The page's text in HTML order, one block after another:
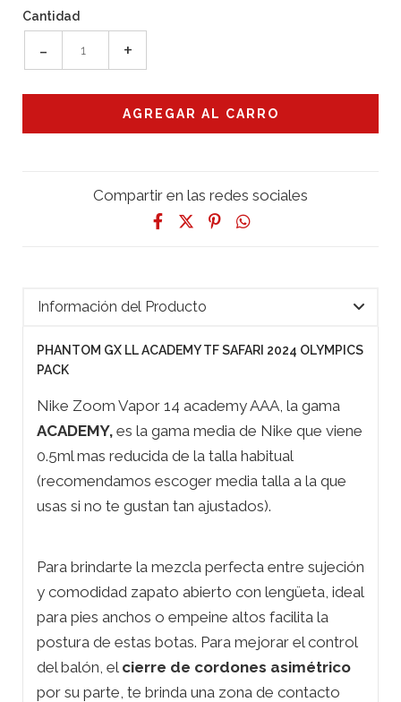
Cantidad
- +
Compartir en las redes sociales
Información del Producto
PHANTOM GX LL ACADEMY TF SAFARI 2024 OLYMPICS
PACK
Nike Zoom Vapor 14 academy AAA, la gama
ACADEMY, es la gama media de Nike que viene
0.5ml mas reducida de la talla habitual
(recomendamos escoger media talla a la que
usas si no te gustan tan ajustados).
Para brindarte la mezcla perfecta entre sujeción
y comodidad zapato abierto con lengüeta, ideal
para pies anchos o empeine altos facilita la
postura de estas botas. Para mejorar el control
del balón, el cierre de cordones asimétrico
por su parte, te brinda una zona de contacto